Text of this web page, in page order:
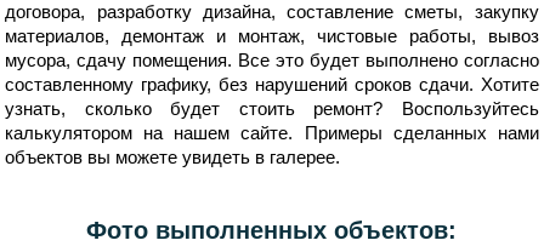
договора, разработку дизайна, составление сметы, закупку
материалов, демонтаж и монтаж, чистовые работы, вывоз
мусора, сдачу помещения. Все это будет выполнено согласно
составленному графику, без нарушений сроков сдачи. Хотите
узнать, сколько будет стоить ремонт? Воспользуйтесь
калькулятором на нашем сайте. Примеры сделанных нами
объектов вы можете увидеть в галерее.
Фото выполненных объектов: